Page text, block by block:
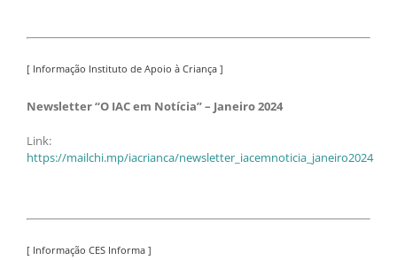
[ Informação Instituto de Apoio à Criança ]
Newsletter “O IAC em Notícia” – Janeiro 2024
Link:
https://mailchi.mp/iacrianca/newsletter_iacemnoticia_janeiro2024
[ Informação CES Informa ]